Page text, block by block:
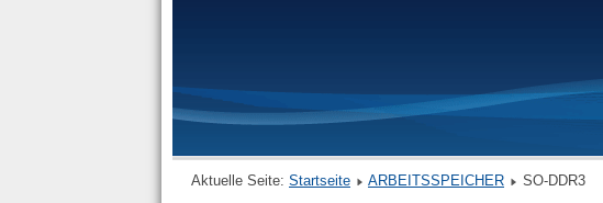
Aktuelle Seite: Startseite ARBEITSSPEICHER SO-DDR3